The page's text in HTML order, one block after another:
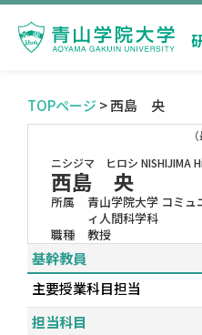
TOPページ > 西島 央
ニシジマ ヒロシ NISHIJIMA
西島 央
所属
青山学院大学 コミュ
ィ人間科学科
職種
教授
基幹教員
主要授業科目担当
担当科目